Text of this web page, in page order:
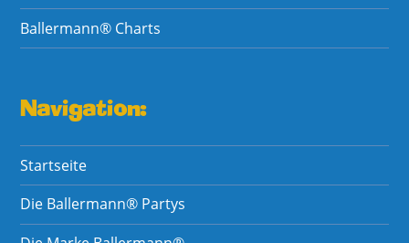
Ballermann® Charts
Navigation:
Startseite
Die Ballermann® Partys